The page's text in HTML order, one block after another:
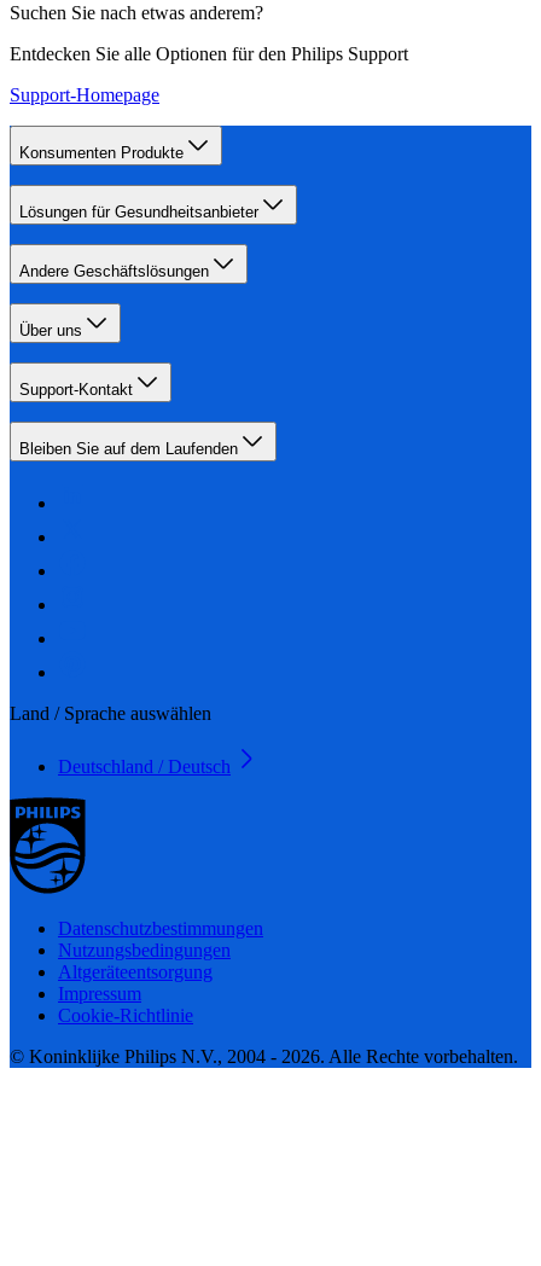
Suchen Sie nach etwas anderem?
Entdecken Sie alle Optionen für den Philips Support
Support-Homepage
Konsumenten Produkte
Lösungen für Gesundheitsanbieter
Andere Geschäftslösungen
Über uns
Support-Kontakt
Bleiben Sie auf dem Laufenden
Land / Sprache auswählen
Deutschland / Deutsch
Datenschutzbestimmungen
Nutzungsbedingungen
Altgeräteentsorgung
Impressum
Cookie-Richtlinie
© Koninklijke Philips N.V., 2004 - 2026. Alle Rechte vorbehalten.